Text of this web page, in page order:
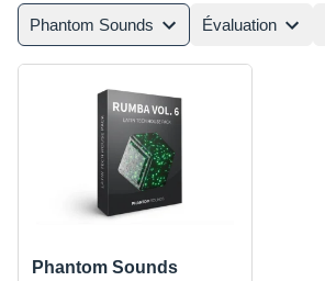
Phantom Sounds Évaluation
Phantom Sounds